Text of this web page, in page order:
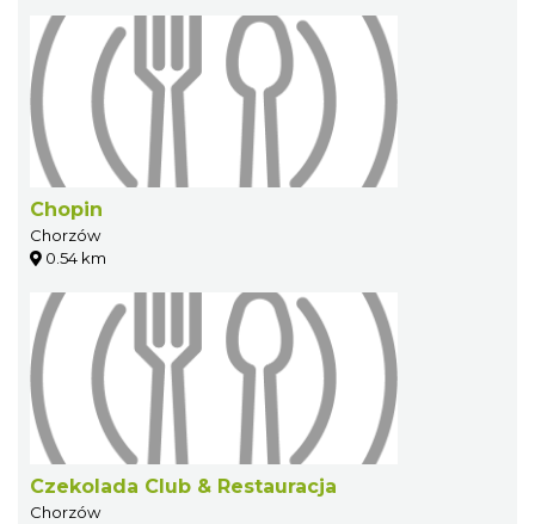
Chopin
Chorzów
0.54 km
Czekolada Club & Restauracja
Chorzów